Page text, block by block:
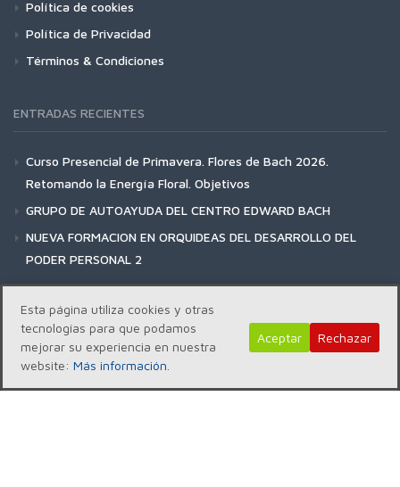
Política de cookies
Política de Privacidad
Términos & Condiciones
ENTRADAS RECIENTES
Curso Presencial de Primavera. Flores de Bach 2026.
Retomando la Energía Floral. Objetivos
GRUPO DE AUTOAYUDA DEL CENTRO EDWARD BACH
NUEVA FORMACION EN ORQUIDEAS DEL DESARROLLO DEL
PODER PERSONAL 2
Copyright | Centro Edward Bach © 2018
Esta página utiliza cookies y otras
tecnologías para que podamos
mejorar su experiencia en nuestra
website: Más información.
Aceptar Rechazar